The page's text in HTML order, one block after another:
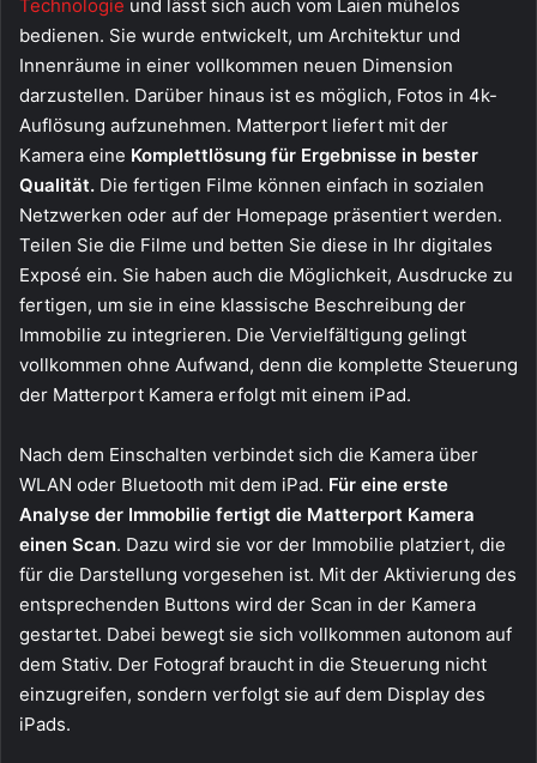
Technologie und lässt sich auch vom Laien mühelos
bedienen. Sie wurde entwickelt, um Architektur und
Innenräume in einer vollkommen neuen Dimension
darzustellen. Darüber hinaus ist es möglich, Fotos in 4k-
Auflösung aufzunehmen. Matterport liefert mit der
Kamera eine Komplettlösung für Ergebnisse in bester
Qualität. Die fertigen Filme können einfach in sozialen
Netzwerken oder auf der Homepage präsentiert werden.
Teilen Sie die Filme und betten Sie diese in Ihr digitales
Exposé ein. Sie haben auch die Möglichkeit, Ausdrucke zu
fertigen, um sie in eine klassische Beschreibung der
Immobilie zu integrieren. Die Vervielfältigung gelingt
vollkommen ohne Aufwand, denn die komplette Steuerung
der Matterport Kamera erfolgt mit einem iPad.
Nach dem Einschalten verbindet sich die Kamera über
WLAN oder Bluetooth mit dem iPad. Für eine erste
Analyse der Immobilie fertigt die Matterport Kamera
einen Scan. Dazu wird sie vor der Immobilie platziert, die
für die Darstellung vorgesehen ist. Mit der Aktivierung des
entsprechenden Buttons wird der Scan in der Kamera
gestartet. Dabei bewegt sie sich vollkommen autonom auf
dem Stativ. Der Fotograf braucht in die Steuerung nicht
einzugreifen, sondern verfolgt sie auf dem Display des
iPads.